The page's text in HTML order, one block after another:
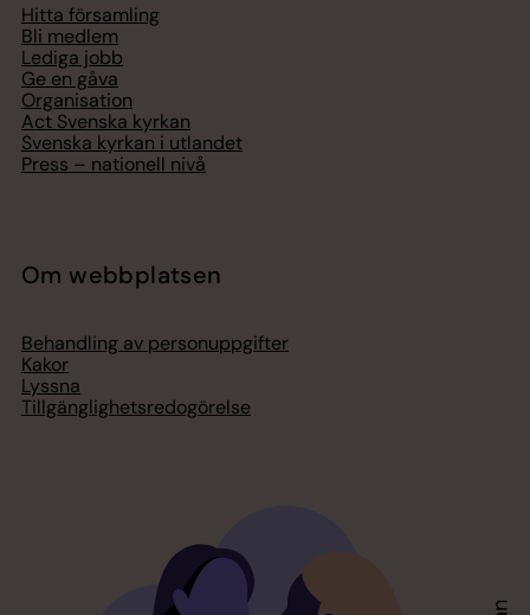
Hitta församling
Bli medlem
Lediga jobb
Ge en gåva
Organisation
Act Svenska kyrkan
Svenska kyrkan i utlandet
Press – nationell nivå
Om webbplatsen
Behandling av personuppgifter
Kakor
Lyssna
Tillgänglighetsredogörelse